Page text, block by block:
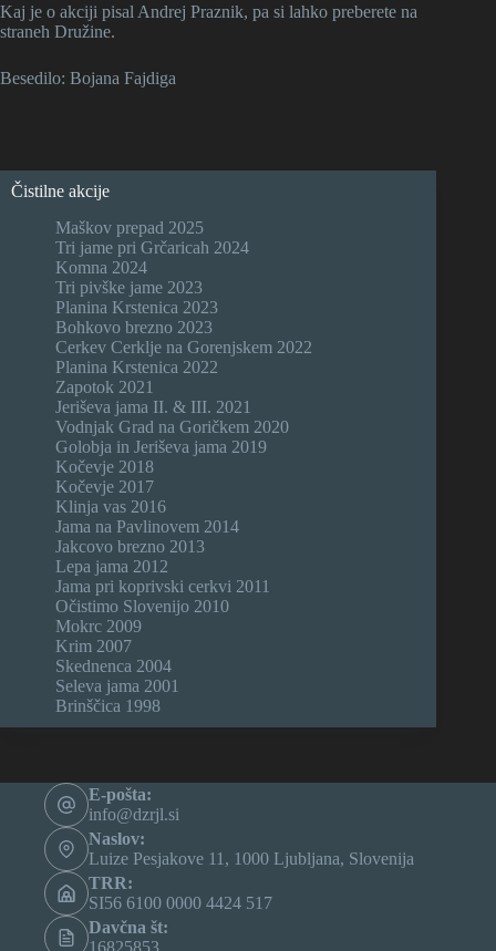
Kaj je o akciji pisal Andrej Praznik, pa si lahko preberete na
straneh Družine.
Besedilo: Bojana Fajdiga
Čistilne akcije
Maškov prepad 2025
Tri jame pri Grčaricah 2024
Komna 2024
Tri pivške jame 2023
Planina Krstenica 2023
Bohkovo brezno 2023
Cerkev Cerklje na Gorenjskem 2022
Planina Krstenica 2022
Zapotok 2021
Jeriševa jama II. & III. 2021
Vodnjak Grad na Goričkem 2020
Golobja in Jeriševa jama 2019
Kočevje 2018
Kočevje 2017
Klinja vas 2016
Jama na Pavlinovem 2014
Jakcovo brezno 2013
Lepa jama 2012
Jama pri koprivski cerkvi 2011
Očistimo Slovenijo 2010
Mokrc 2009
Krim 2007
Skednenca 2004
Seleva jama 2001
Brinščica 1998
E-pošta:
info@dzrjl.si
Naslov:
Luize Pesjakove 11, 1000 Ljubljana, Slovenija
TRR:
SI56 6100 0000 4424 517
Davčna št:
16825853